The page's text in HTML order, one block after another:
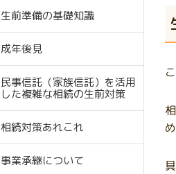
生前準備の基礎知識
成年後見
民事信託（家族信託）を活用
した複雑な相続の生前対策
相続対策あれこれ
事業承継について